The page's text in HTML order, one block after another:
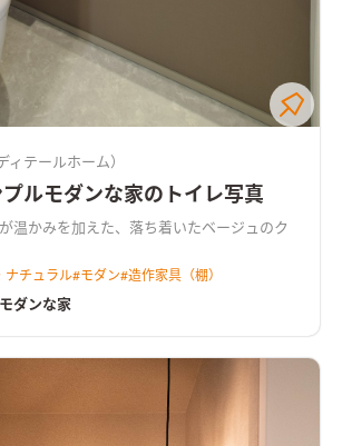
ィテールホーム）
ルモダンな家のトイレ写真
温かみを加えた、落ち着いたベージュのク
ナチュラル#モダン#造作家具（棚）
ダンな家